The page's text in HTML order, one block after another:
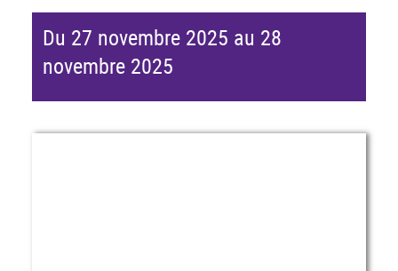
Du 27 novembre 2025 au 28
novembre 2025